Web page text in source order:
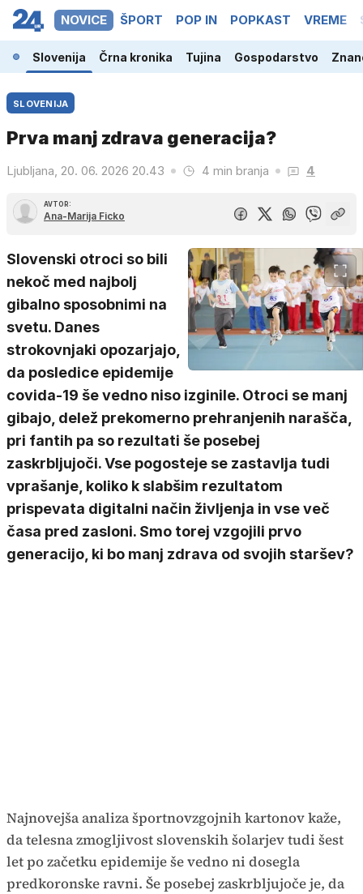
NOVICE ŠPORT POP IN POPKAST VREME
Slovenija Črna kronika Tujina Gospodarstvo
SLOVENIJA
Prva manj zdrava generacija?
Ljubljana, 20. 06. 2026 20.43 4 min branja 4
AVTOR:
Ana-Marija Ficko
Slovenski otroci so bili
nekoč med najbolj
gibalno sposobnimi na
svetu. Danes
strokovnjaki opozarjajo,
da posledice epidemije
covida-19 še vedno niso izginile. Otroci se manj
gibajo, delež prekomerno prehranjenih narašča,
pri fantih pa so rezultati še posebej
zaskrbljujoči. Vse pogosteje se zastavlja tudi
vprašanje, koliko k slabšim rezultatom
prispevata digitalni način življenja in vse več
časa pred zasloni. Smo torej vzgojili prvo
generacijo, ki bo manj zdrava od svojih staršev?
Najnovejša analiza športnovzgojnih kartonov kaže,
da telesna zmogljivost slovenskih šolarjev tudi šest
let po začetku epidemije še vedno ni dosegla
predkoronske ravni. Še posebej zaskrbljujoče je, da